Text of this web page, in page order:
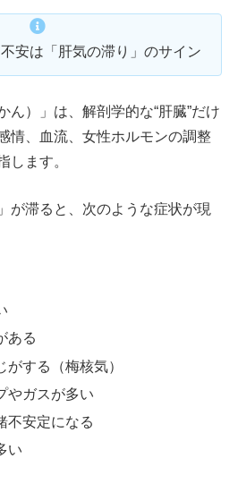
安は「肝気の滞り」のサイン
ん）」は、解剖学的な“肝臓”だけ
情、血流、女性ホルモンの調整
します。
が滞ると、次のような症状が現
ある
する（梅核気）
やガスが多い
不安定になる
い